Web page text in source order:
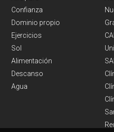
Confianza
Dominio propio
Ejercicios
Sol
Alimentación
Descanso
Agua